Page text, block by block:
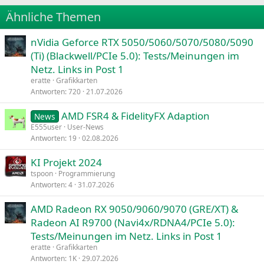
22
26
Times New Roman
Trebuchet MS
Verdana
Ähnliche Themen
nVidia Geforce RTX 5050/5060/5070/5080/5090
(Ti) (Blackwell/PCIe 5.0): Tests/Meinungen im
Netz. Links in Post 1
eratte Grafikkarten
Antworten 720 21.07.2026
News AMD FSR4 & FidelityFX Adaption
E555user User-News
Antworten 19 02.08.2026
KI Projekt 2024
tspoon Programmierung
Antworten 4 31.07.2026
AMD Radeon RX 9050/9060/9070 (GRE/XT) &
Radeon AI R9700 (Navi4x/RDNA4/PCIe 5.0):
Tests/Meinungen im Netz. Links in Post 1
eratte Grafikkarten
Antworten 1K 29.07.2026